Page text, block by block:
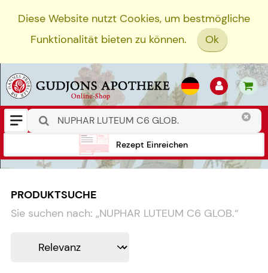
Diese Website nutzt Cookies, um bestmögliche
Funktionalität bieten zu können.
Ok
Rezept Einreichen
PRODUKTSUCHE
Sie suchen nach: „NUPHAR LUTEUM C6 GLOB.“